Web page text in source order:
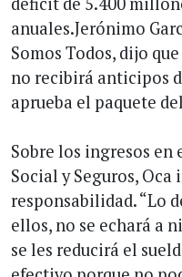
anuales.Jerónimo
Somos Todos, dijo
no recibirá anticipos
aprueba el paquete
Sobre los ingresos
Social y Seguros, Oca
responsabilidad. “Lo
ellos, no se echará a
se les reducirá el